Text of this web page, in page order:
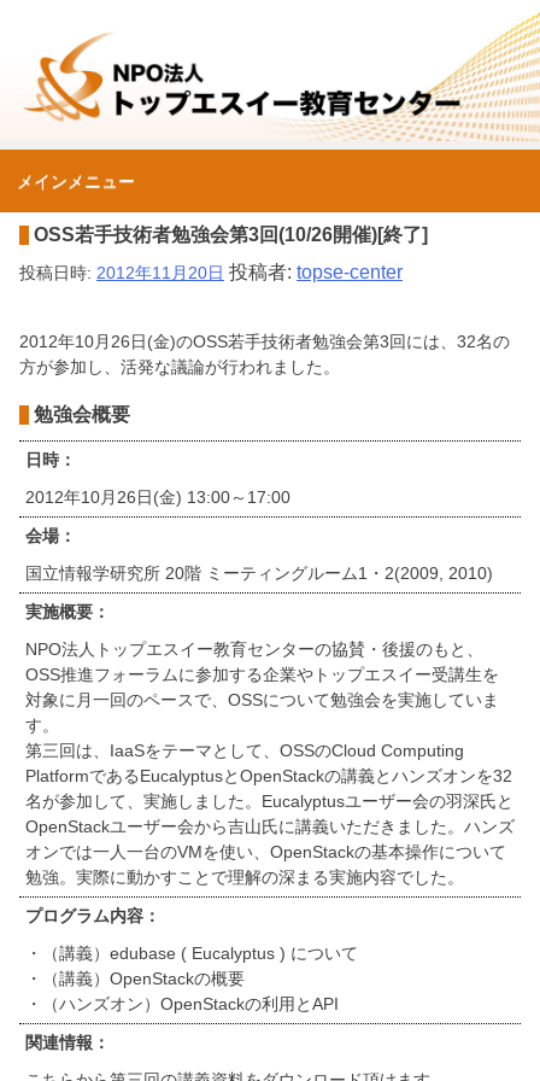
キNPO法人トップエスイ
ー教育センター
メインメニュー
OSS若手技術者勉強会第3回(10/26開催)[終了]
投稿日時: 2012年11月20日 投稿者: topse-center
2012年10月26日(金)のOSS若手技術者勉強会第3回には、32名の
方が参加し、活発な議論が行われました。
勉強会概要
日時：
2012年10月26日(金) 13:00～17:00
会場：
国立情報学研究所 20階 ミーティングルーム1・2(2009, 2010)
実施概要：
NPO法人トップエスイー教育センターの協賛・後援のもと、
OSS推進フォーラムに参加する企業やトップエスイー受講生を
対象に月一回のペースで、OSSについて勉強会を実施していま
す。
第三回は、IaaSをテーマとして、OSSのCloud Computing
PlatformであるEucalyptusとOpenStackの講義とハンズオンを32
名が参加して、実施しました。Eucalyptusユーザー会の羽深氏と
OpenStackユーザー会から吉山氏に講義いただきました。ハンズ
オンでは一人一台のVMを使い、OpenStackの基本操作について
勉強。実際に動かすことで理解の深まる実施内容でした。
プログラム内容：
・（講義）edubase ( Eucalyptus ) について
・（講義）OpenStackの概要
・（ハンズオン）OpenStackの利用とAPI
関連情報：